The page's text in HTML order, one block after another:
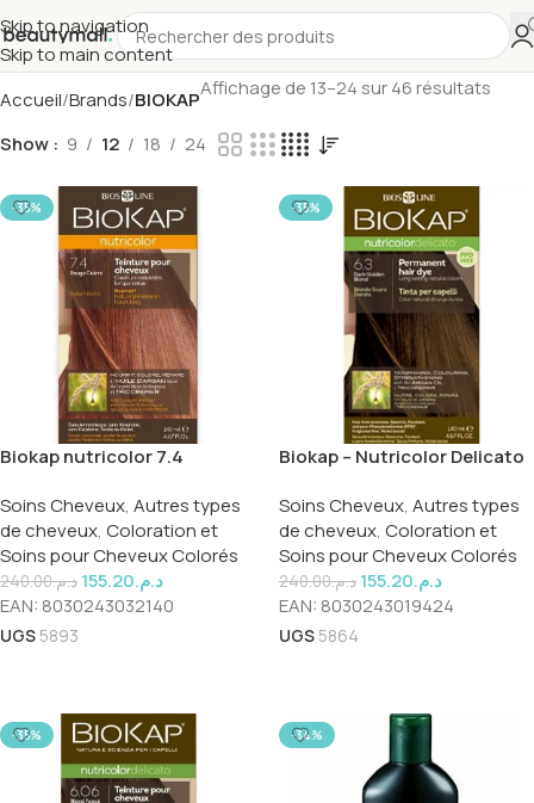
Skip to navigation
Skip to main content
Accueil Brands BIOKAPAffichage de 13–24 sur 46 résultats
Show 9 12 18 24
-35%
Biokap nutricolor 7.4
Soins Cheveux, Autres types
de cheveux, Coloration et
Soins pour Cheveux Colorés
د.م.240.00 د.م.155.20
EAN: 8030243032140
UGS 5893
-35%
Biokap – Nutricolor Delicato
Soins Cheveux, Autres types
de cheveux, Coloration et
Soins pour Cheveux Colorés
د.م.240.00 د.م.155.20
EAN: 8030243019424
UGS 5864
-35% -34%